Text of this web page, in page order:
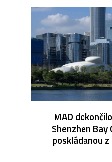
MAD
Shenzhen Bay
poskládanou